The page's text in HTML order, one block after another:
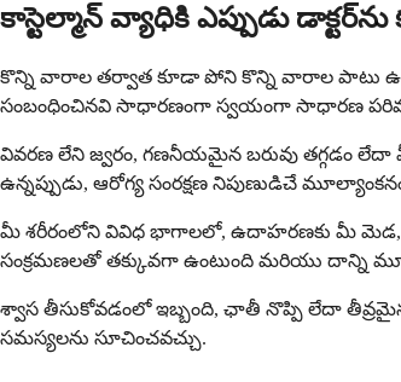
కాస్టెల్మాన్ వ్యాధికి ఎప్పుడు
కొన్ని వారాల తర్వాత కూడా పోని కొన్ని వారాల పాటు ఉండే
సంబంధించినవి సాధారణంగా స్వయంగా సాధారణ
వివరణ లేని జ్వరం, గణనీయమైన బరువు తగ్గడం
ఉన్నప్పుడు, ఆరోగ్య సంరక్షణ నిపుణుడిచే
మీ శరీరంలోని వివిధ భాగాలలో, ఉదాహరణకు మీ మెడ,
సంక్రమణలతో తక్కువగా ఉంటుంది మరియు దాన్ని
శ్వాస తీసుకోవడంలో ఇబ్బంది, ఛాతీ నొప్పి లేదా తీవ్రమైన
సమస్యలను సూచించవచ్చు.